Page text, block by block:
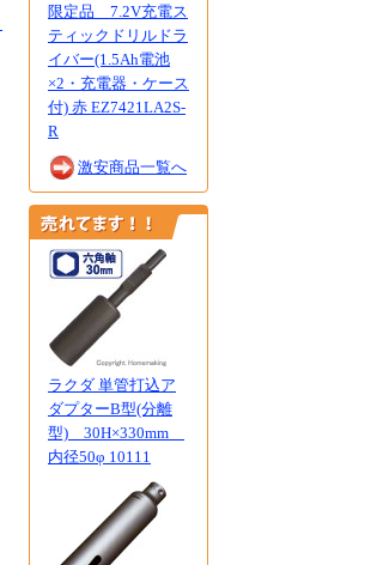
限定品 7.2V充電ス
ティックドリルドラ
イバー(1.5Ah電池
×2・充電器・ケース
付) 赤 EZ7421LA2S-
R
激安商品一覧へ
ラクダ 単管打込ア
ダプターB型(分離
型) 30H×330mm
内径50φ 10111